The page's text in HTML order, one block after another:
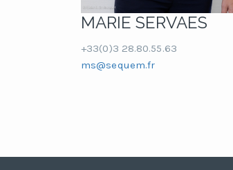
MARIE SERVAES
+33(0)3 28.80.55.63
ms@sequem.fr